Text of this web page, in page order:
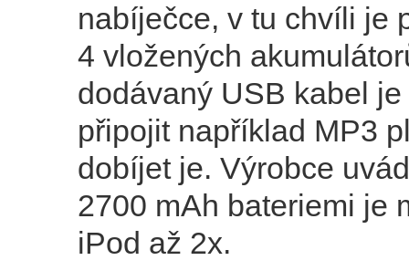
nabíječce, v tu chvíli je
4 vložených
dodávaný USB kabel
připojit například MP3
dobíjet je. Výrobce
2700 mAh bateriemi je
iPod až 2x.